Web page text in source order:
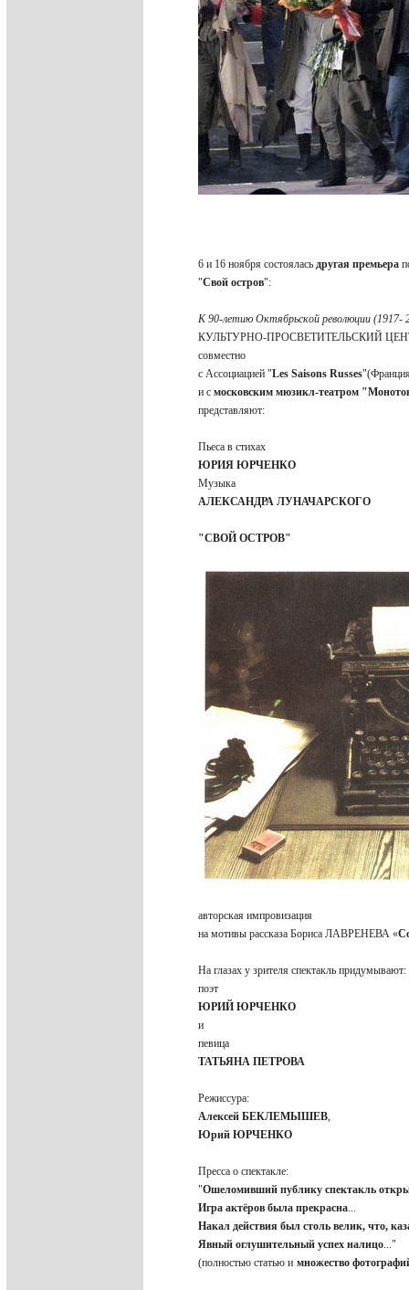
6 и 16 ноября состоялась другая премьера
"Свой остров":
К 90-летию Октябрьской революции (1917-
КУЛЬТУРНО-ПРОСВЕТИТЕЛЬСКИЙ
совместно
с Ассоциацией "Les Saisons Russes
и с московским мюзикл-театром
представляют:
Пьеса в стихах
ЮРИЯ ЮРЧЕНКО
Музыка
АЛЕКСАНДРА ЛУНАЧАРСКОГО
"СВОЙ ОСТРОВ"
авторская импровизация
на мотивы рассказа Бориса ЛАВРЕНЕВА «
На глазах у зрителя спектакль
поэт
ЮРИЙ ЮРЧЕНКО
и
певица
ТАТЬЯНА ПЕТРОВА
Режиссура:
Алексей БЕКЛЕМЫШЕВ,
Юрий ЮРЧЕНКО
Пресса о спектакле:
"Ошеломивший публику спектакль
Игра актёров была прекрасна...
Накал действия был столь велик, что,
Явный оглушительный успех налицо..."
(полностью статью и множество